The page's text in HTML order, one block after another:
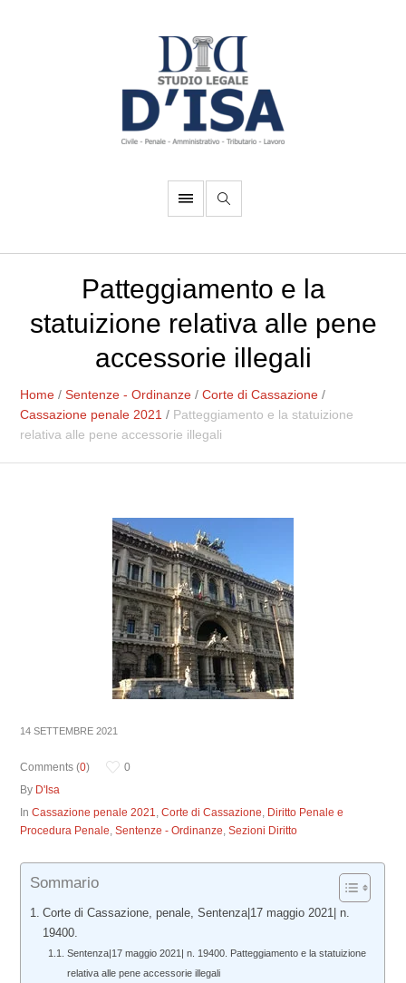
Patteggiamento e la
statuizione relativa alle pene
accessorie illegali
Home /Sentenze - Ordinanze /Corte di Cassazione /
Cassazione penale 2021 / Patteggiamento e la statuizione
relativa alle pene accessorie illegali
14 SETTEMBRE 2021
Comments (0)
0
By D'Isa
InCassazione penale 2021,Corte di Cassazione, Diritto Penale e
Procedura Penale,Sentenze - Ordinanze,Sezioni Diritto
Sommario
Corte di Cassazione, penale, Sentenza|17 maggio 2021| n.
19400.
Sentenza|17 maggio 2021| n. 19400. Patteggiamento e la statuizione
relativa alle pene accessorie illegali